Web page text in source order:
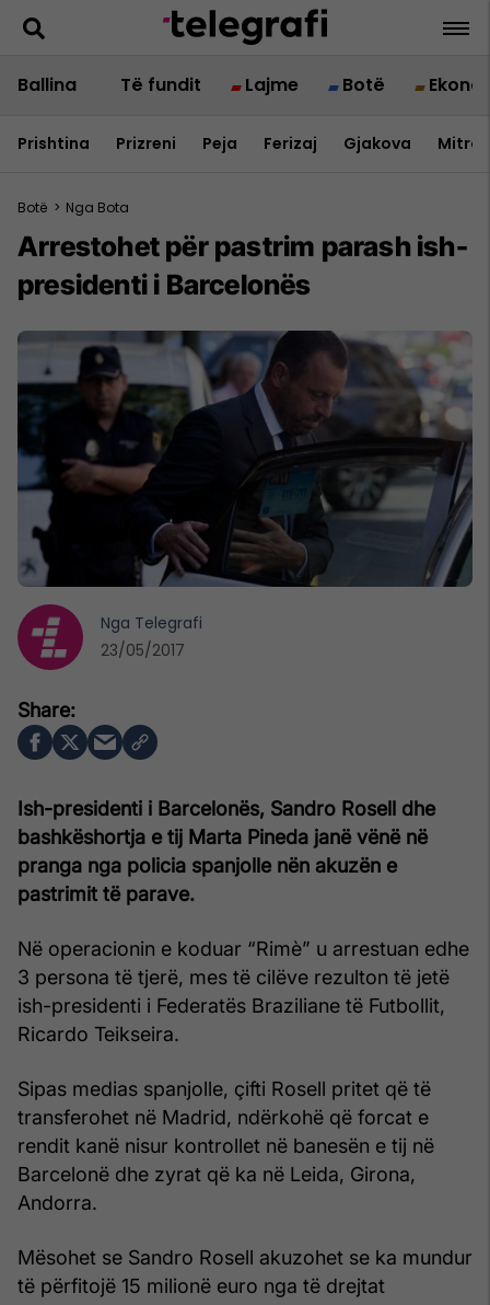
Ballina Të fundit Lajme Botë
Prishtina Prizreni Peja Ferizaj Gjakova
Botë > Nga Bota
Arrestohet për pastrim parash ish-
presidenti i Barcelonës
Ish-presidenti i Barcelonës, Sandro Rosell dhe
bashkëshortja e tij Marta Pineda janë vënë në
pranga nga policia spanjolle nën akuzën e
pastrimit të parave.
Në operacionin e koduar “Rimè” u arrestuan edhe
3 persona të tjerë, mes të cilëve rezulton të jetë
ish-presidenti i Federatës Braziliane të Futbollit,
Ricardo Teikseira.
Sipas medias spanjolle, çifti Rosell pritet që të
transferohet në Madrid, ndërkohë që forcat e
rendit kanë nisur kontrollet në banesën e tij në
Barcelonë dhe zyrat që ka në Leida, Girona,
Andorra.
Mësohet se Sandro Rosell akuzohet se ka mundur
të përfitojë 15 milionë euro nga të drejtat
Nga Telegrafi
23/05/2017